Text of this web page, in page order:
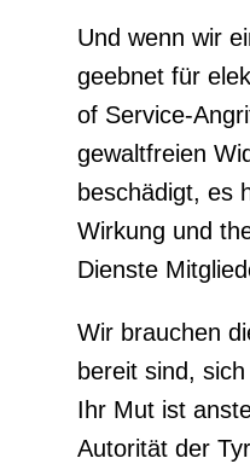
Und wenn wir
geebnet für
of Service-
gewaltfreien
beschädigt, es
Wirkung und
Dienste
Wir brauchen
bereit sind,
Ihr Mut ist
Autorität der